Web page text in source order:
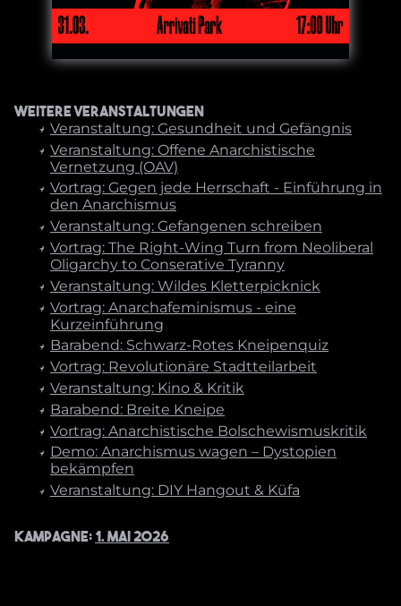
Weitere Veranstaltungen
Veranstaltung: Gesundheit und Gefängnis
Veranstaltung: Offene Anarchistische
Vernetzung (OAV)
Vortrag: Gegen jede Herrschaft - Einführung in
den Anarchismus
Veranstaltung: Gefangenen schreiben
Vortrag: The Right-Wing Turn from Neoliberal
Oligarchy to Conserative Tyranny
Veranstaltung: Wildes Kletterpicknick
Vortrag: Anarchafeminismus - eine
Kurzeinführung
Barabend: Schwarz-Rotes Kneipenquiz
Vortrag: Revolutionäre Stadtteilarbeit
Veranstaltung: Kino & Kritik
Barabend: Breite Kneipe
Vortrag: Anarchistische Bolschewismuskritik
Demo: Anarchismus wagen – Dystopien
bekämpfen
Veranstaltung: DIY Hangout & Küfa
Kampagne: 1. Mai 2026